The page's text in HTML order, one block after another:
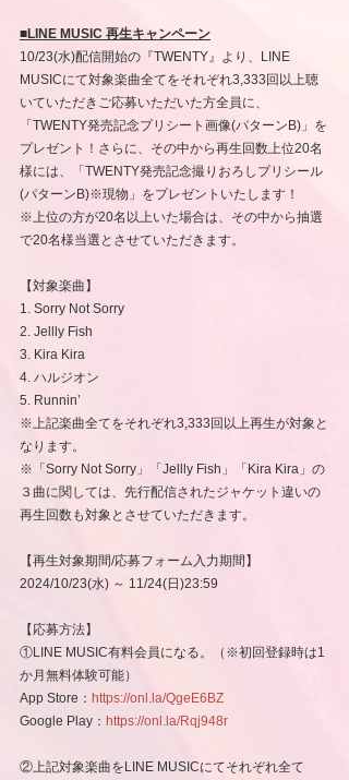
■LINE MUSIC 再生キャンペーン
10/23(水)配信開始の『TWENTY』より、LINE
MUSICにて対象楽曲全てをそれぞれ3,333回以上聴
いていただきご応募いただいた方全員に、
「TWENTY発売記念プリシート画像(パターンB)」を
プレゼント！さらに、その中から再生回数上位20名
様には、「TWENTY発売記念撮りおろしプリシール
(パターンB)※現物」をプレゼントいたします！
※上位の方が20名以上いた場合は、その中から抽選
で20名様当選とさせていただきます。
【対象楽曲】
1. Sorry Not Sorry
2. Jellly Fish
3. Kira Kira
4. ハルジオン
5. Runnin’
※上記楽曲全てをそれぞれ3,333回以上再生が対象と
なります。
※「Sorry Not Sorry」「Jellly Fish」「Kira Kira」の
３曲に関しては、先行配信されたジャケット違いの
再生回数も対象とさせていただきます。
【再生対象期間/応募フォーム入力期間】
2024/10/23(水) ～ 11/24(日)23:59
【応募方法】
①LINE MUSIC有料会員になる。（※初回登録時は1
か月無料体験可能）
App Store： https://onl.la/QgeE6BZ
Google Play： https://onl.la/Rqj948r
②上記対象楽曲をLINE MUSICにてそれぞれ全て